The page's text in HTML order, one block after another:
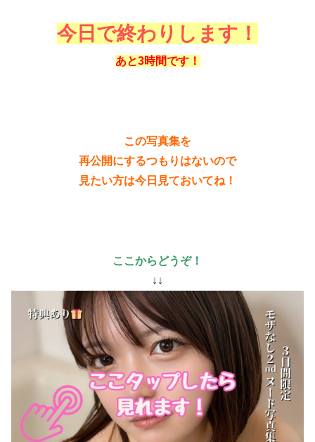
今日で終わりします！
あと3時間です！
この写真集を
再公開にするつもりはないので
見たい方は今日見ておいてね！
ここからどうぞ！
↓↓